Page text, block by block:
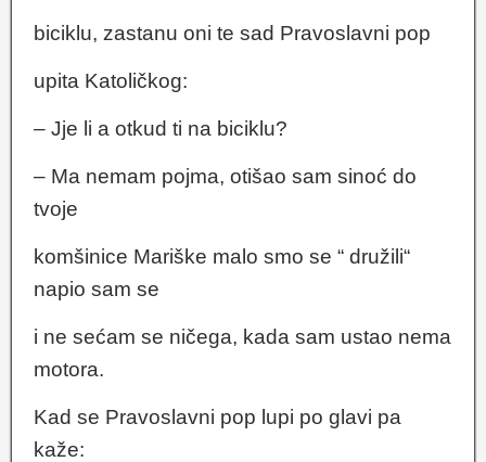
biciklu, zastanu oni te sad Pravoslavni pop
upita Katoličkog:
– Jje li a otkud ti na biciklu?
– Ma nemam pojma, otišao sam sinoć do
tvoje
komšinice Mariške malo smo se “ družili“
napio sam se
i ne sećam se ničega, kada sam ustao nema
motora.
Kad se Pravoslavni pop lupi po glavi pa
kaže: